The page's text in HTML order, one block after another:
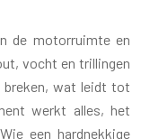
de motorruimte en
vocht en trillingen
breken, wat leidt tot
werkt alles, het
een hardnekkige